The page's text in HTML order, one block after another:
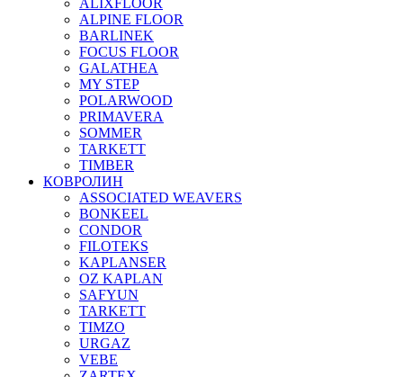
ALIXFLOOR
ALPINE FLOOR
BARLINEK
FOCUS FLOOR
GALATHEA
MY STEP
POLARWOOD
PRIMAVERA
SOMMER
TARKETT
TIMBER
КОВРОЛИН
ASSOCIATED WEAVERS
BONKEEL
CONDOR
FILOTEKS
KAPLANSER
OZ KAPLAN
SAFYUN
TARKETT
TIMZO
URGAZ
VEBE